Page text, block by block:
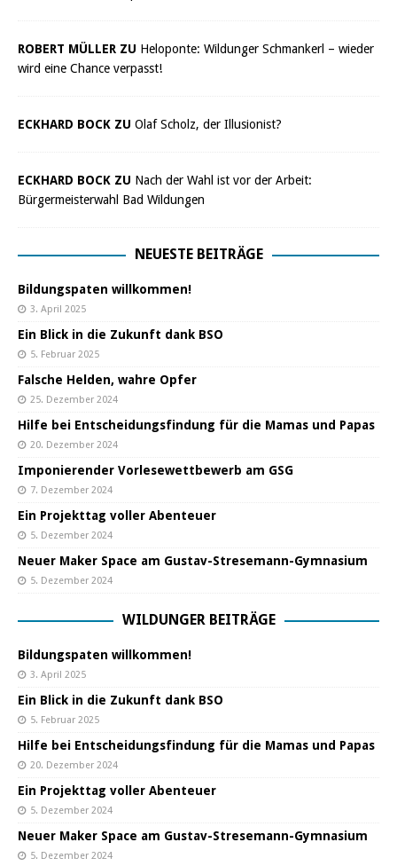
ROBERT MÜLLER ZU Heloponte: Wildunger Schmankerl – wieder
wird eine Chance verpasst!
ECKHARD BOCK ZU Olaf Scholz, der Illusionist?
ECKHARD BOCK ZU Nach der Wahl ist vor der Arbeit:
Bürgermeisterwahl Bad Wildungen
NEUESTE BEITRÄGE
Bildungspaten willkommen!
3. April 2025
Ein Blick in die Zukunft dank BSO
5. Februar 2025
Falsche Helden, wahre Opfer
25. Dezember 2024
Hilfe bei Entscheidungsfindung für die Mamas und Papas
20. Dezember 2024
Imponierender Vorlesewettbewerb am GSG
7. Dezember 2024
Ein Projekttag voller Abenteuer
5. Dezember 2024
Neuer Maker Space am Gustav-Stresemann-Gymnasium
5. Dezember 2024
WILDUNGER BEITRÄGE
Bildungspaten willkommen!
3. April 2025
Ein Blick in die Zukunft dank BSO
5. Februar 2025
Hilfe bei Entscheidungsfindung für die Mamas und Papas
20. Dezember 2024
Ein Projekttag voller Abenteuer
5. Dezember 2024
Neuer Maker Space am Gustav-Stresemann-Gymnasium
5. Dezember 2024